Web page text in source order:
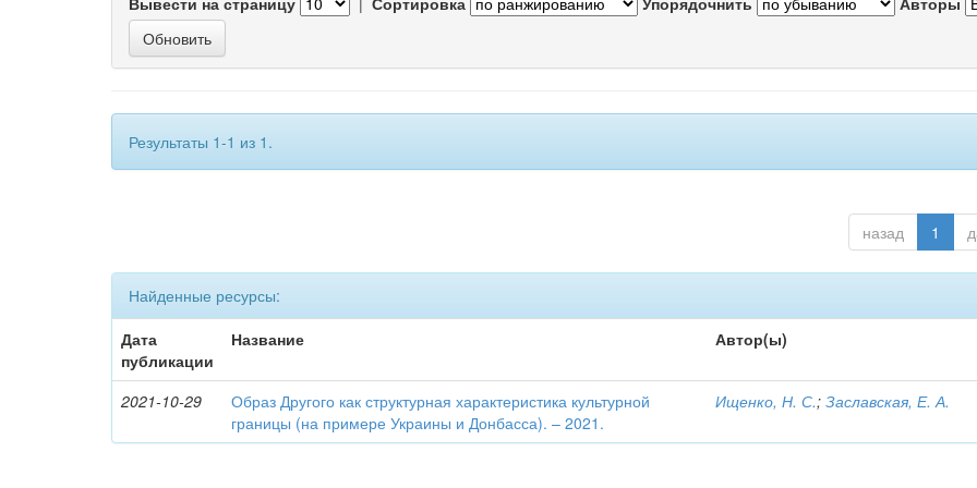
Результаты 1-1 из 1.
назад 1
Найденные ресурсы:
Дата
публикации
Название Автор(ы)
2021-10-29
Образ Другого как структурная характеристика культурной
границы (на примере Украины и Донбасса). – 2021.
Ищенко, Н. С.;Заславская, Е. А.